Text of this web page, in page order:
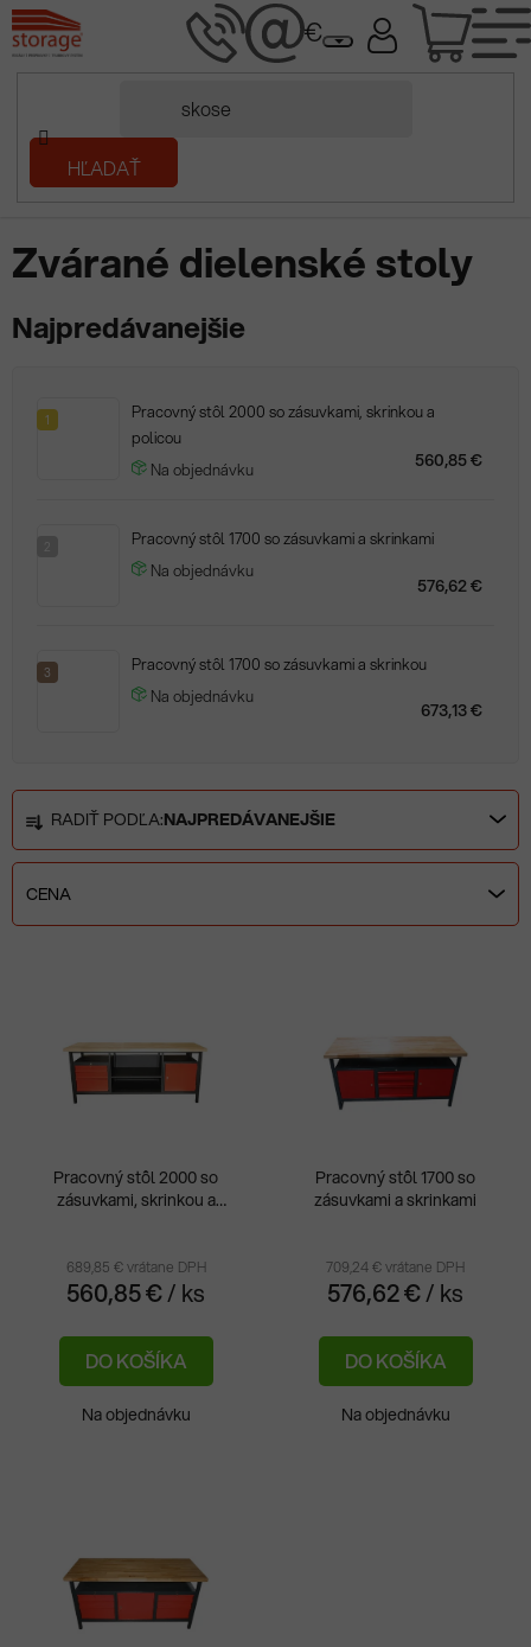
Prejsť
na
obsah
HĽADAŤ
Domov
Kovový nábytok
stoly
Zvárané dielenské stoly
Najpredávanejšie
1
Pracovný stôl 2000 so zásuvkami, skrinkou a
policou
Na objednávku
560,85 €
Pracovný stôl 1700 so zásuvkami a skrinkami
Na objednávku
576,62 €
3
Pracovný stôl 1700 so zásuvkami a skrinkou
Na objednávku
673,13 €
R
a
d
e
n
RADIŤ PODĽA:NAJPREDÁVANEJŠIE
CENA
Pracovný stôl 2000 so
zásuvkami, skrinkou a
689,85 € vrátane DPH
560,85 €/ ks
DO KOŠÍKA
Na objednávku
Pracovný stôl 1700 so
zásuvkami a skrinkami
709,24 € vrátane DPH
576,62 €/ ks
DO KOŠÍKA
Na objednávku